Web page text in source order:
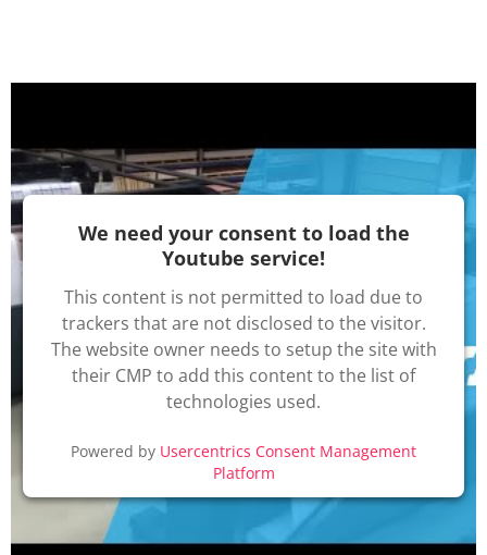
We need your consent to load the
Youtube service!
This content is not permitted to load due to
trackers that are not disclosed to the visitor.
The website owner needs to setup the site with
their CMP to add this content to the list of
technologies used.
Powered by Usercentrics Consent Management
Platform